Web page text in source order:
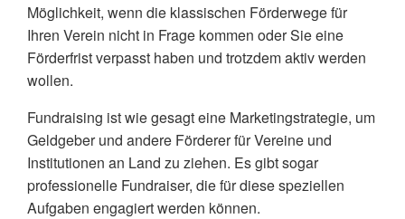
Möglichkeit, wenn die klassischen Förderwege für
Ihren Verein nicht in Frage kommen oder Sie eine
Förderfrist verpasst haben und trotzdem aktiv werden
wollen.
Fundraising ist wie gesagt eine Marketingstrategie, um
Geldgeber und andere Förderer für Vereine und
Institutionen an Land zu ziehen. Es gibt sogar
professionelle Fundraiser, die für diese speziellen
Aufgaben engagiert werden können.